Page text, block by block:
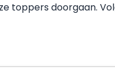
toppers doorgaan.